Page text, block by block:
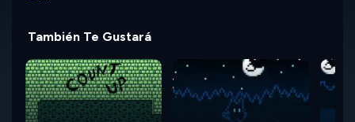
También Te Gustará